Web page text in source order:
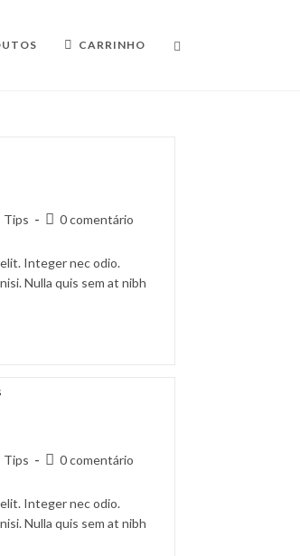
CARRINHO
Tips
Comentários
0 comentário
Integer nec odio.
Nulla quis sem at nibh
Tips
Comentários
0 comentário
Integer nec odio.
Nulla quis sem at nibh